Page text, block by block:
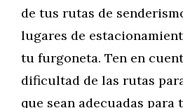
de tus rutas de
lugares de
tu furgoneta. Ten en
dificultad de las rutas
que sean adecuadas para